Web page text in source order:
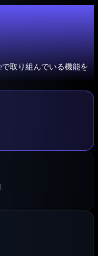
取り組んでいる機能を